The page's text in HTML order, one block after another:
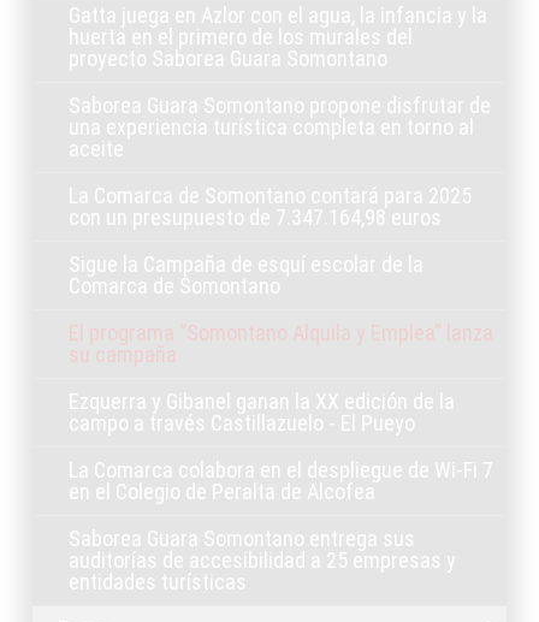
Gatta juega en Azlor con el agua, la infancia y la
huerta en el primero de los murales del
proyecto Saborea Guara Somontano
Saborea Guara Somontano propone disfrutar de
una experiencia turística completa en torno al
aceite
La Comarca de Somontano contará para 2025
con un presupuesto de 7.347.164,98 euros
Sigue la Campaña de esquí escolar de la
Comarca de Somontano
El programa “Somontano Alquila y Emplea” lanza
su campaña
Ezquerra y Gibanel ganan la XX edición de la
campo a través Castillazuelo - El Pueyo
La Comarca colabora en el despliegue de Wi-Fi 7
en el Colegio de Peralta de Alcofea
Saborea Guara Somontano entrega sus
auditorías de accesibilidad a 25 empresas y
entidades turísticas